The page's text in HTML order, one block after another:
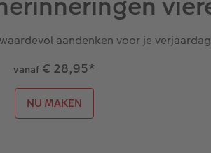
aandenken voor je
vanaf€ 28,95*
NU MAKEN